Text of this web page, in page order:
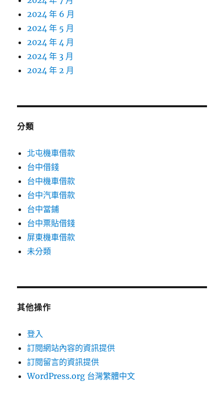
2024 年 6 月
2024 年 5 月
2024 年 4 月
2024 年 3 月
2024 年 2 月
分類
北屯機車借款
台中借錢
台中機車借款
台中汽車借款
台中當鋪
台中票貼借錢
屏東機車借款
未分類
其他操作
登入
訂閱網站內容的資訊提供
訂閱留言的資訊提供
WordPress.org 台灣繁體中文